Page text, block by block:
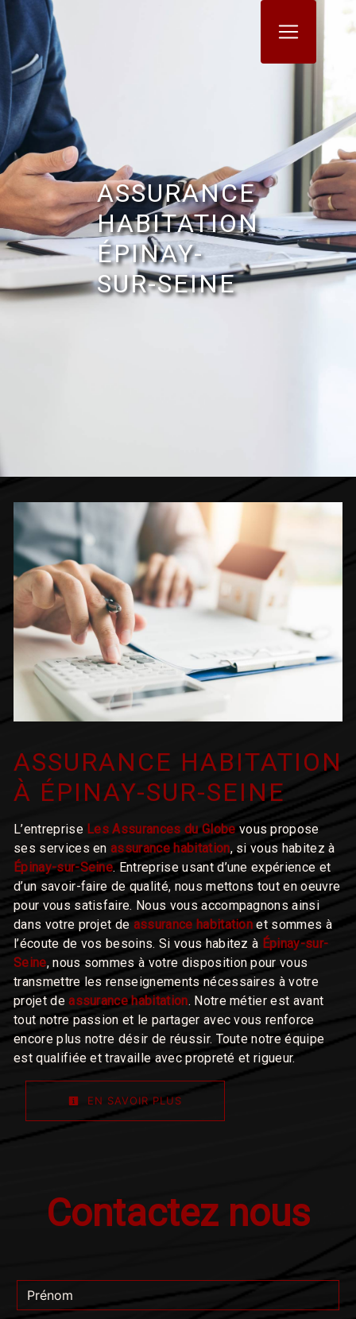
ASSURANCE
HABITATION
ÉPINAY-
SUR-SEINE
ASSURANCE HABITATION
À ÉPINAY-SUR-SEINE
L’entreprise Les Assurances du Globe vous propose
ses services enassurance habitation, si vous habitez à
Épinay-sur-Seine. Entreprise usant d’une expérience et
d’un savoir-faire de qualité, nous mettons tout en oeuvre
pour vous satisfaire. Nous vous accompagnons ainsi
dans votre projet de assurance habitation et sommes à
l’écoute de vos besoins. Si vous habitez à Épinay-sur-
Seine, nous sommes à votre disposition pour vous
transmettre les renseignements nécessaires à votre
projet deassurance habitation. Notre métier est avant
tout notre passion et le partager avec vous renforce
encore plus notre désir de réussir. Toute notre équipe
est qualifiée et travaille avec propreté et rigueur.
EN SAVOIR PLUS
Contactez nous
Panneau de gestion des cookies